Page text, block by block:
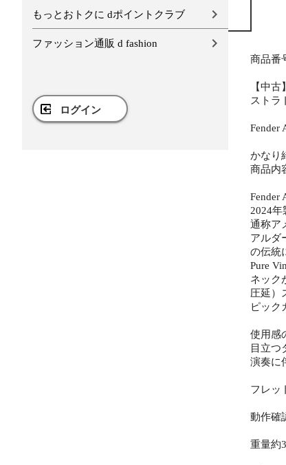
もっとおトクに dポイントクラブ
ファッション通販 d fashion
ログイン
商品番
【中
ストラ
Fender
かなり
商品内
Fender
2024年
通称ア
アルダ
の伝統
Pure
ネック
圧延）
ピック
使用感
目立つ
演奏に
フレッ
動作確
重量約